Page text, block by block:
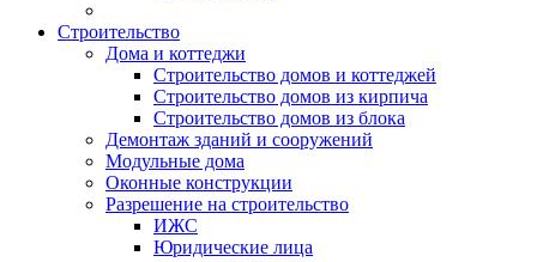
Строительство
Дома и коттеджи
Строительство домов и коттеджей
Строительство домов из кирпича
Строительство домов из блока
Демонтаж зданий и сооружений
Модульные дома
Оконные конструкции
Разрешение на строительство
ИЖС
Юридические лица